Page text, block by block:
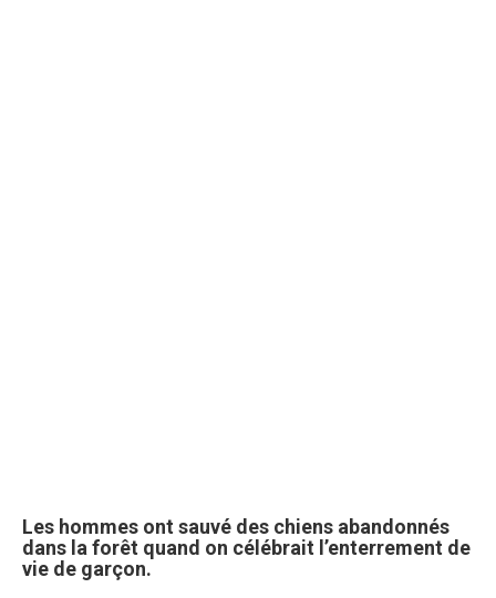
Les hommes ont sauvé des chiens abandonnés
dans la forêt quand on célébrait l’enterrement de
vie de garçon.